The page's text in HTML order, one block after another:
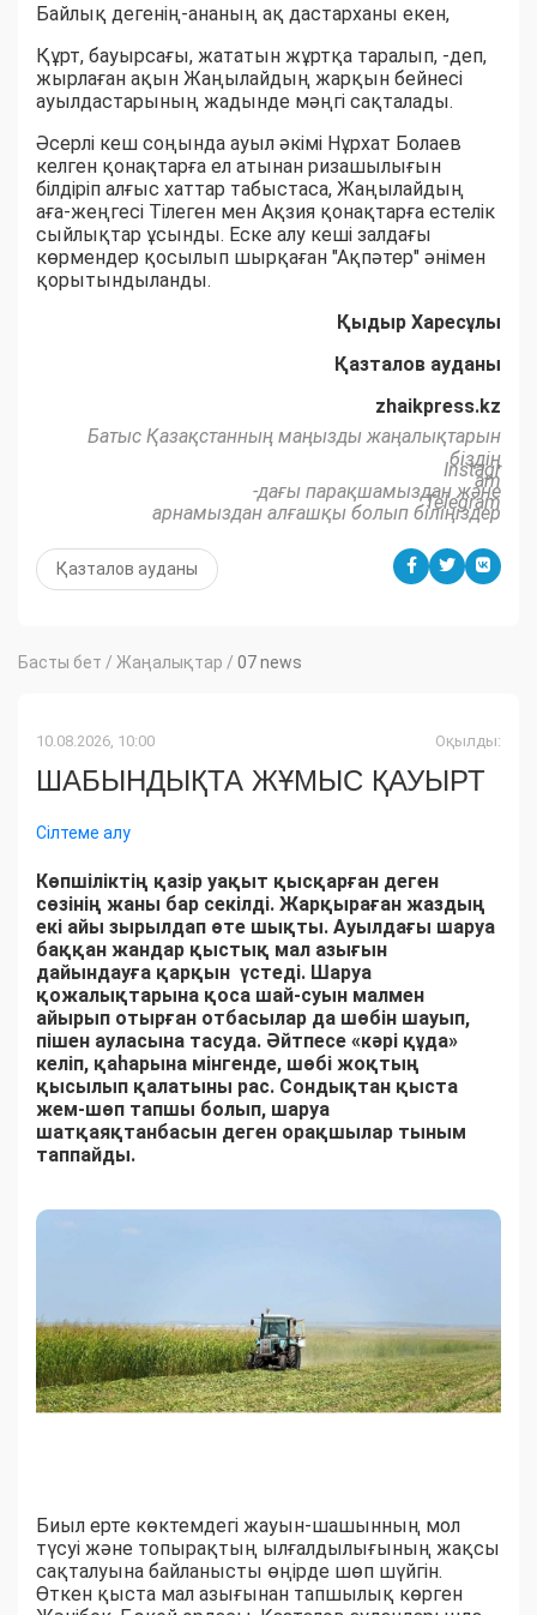
Байлық дегенің-ананың ақ дастарханы екен,
Құрт, бауырсағы, жататын жұртқа таралып, -деп,
жырлаған ақын Жаңылайдың жарқын бейнесі
ауылдастарының жадынде мәңгі сақталады.
Әсерлі кеш соңында ауыл әкімі Нұрхат Болаев
келген қонақтарға ел атынан ризашылығын
білдіріп алғыс хаттар табыстаса, Жаңылайдың
аға-жеңгесі Тілеген мен Ақзия қонақтарға естелік
сыйлықтар ұсынды. Еске алу кеші залдағы
көрмендер қосылып шырқаған "Ақпәтер" әнімен
қорытындыланды.
Қыдыр Харесұлы
Қазталов ауданы
zhaikpress.kz
Батыс Қазақстанның маңызды жаңалықтарын
біздің
Instagr
am
-дағы парақшамыздан және
Telegram
арнамыздан алғашқы болып біліңіздер
Қазталов ауданы
Басты бет / Жаңалықтар / 07 news
10.08.2026, 10:00 Оқылды:
ШАБЫНДЫҚТА ЖҰМЫС ҚАУЫРТ
Сілтеме алу
Көпшіліктің қазір уақыт қысқарған деген
сөзінің жаны бар секілді. Жарқыраған жаздың
екі айы зырылдап өте шықты. Ауылдағы шаруа
баққан жандар қыстық мал азығын
дайындауға қарқын үстеді. Шаруа
қожалықтарына қоса шай-суын малмен
айырып отырған отбасылар да шөбін шауып,
пішен ауласына тасуда. Әйтпесе «кәрі құда»
келіп, қаһарына мінгенде, шөбі жоқтың
қысылып қалатыны рас. Сондықтан қыста
жем-шөп тапшы болып, шаруа
шатқаяқтанбасын деген орақшылар тыным
таппайды.
Биыл ерте көктемдегі жауын-шашынның мол
түсуі және топырақтың ылғалдылығының жақсы
сақталуына байланысты өңірде шөп шүйгін.
Өткен қыста мал азығынан тапшылық көрген